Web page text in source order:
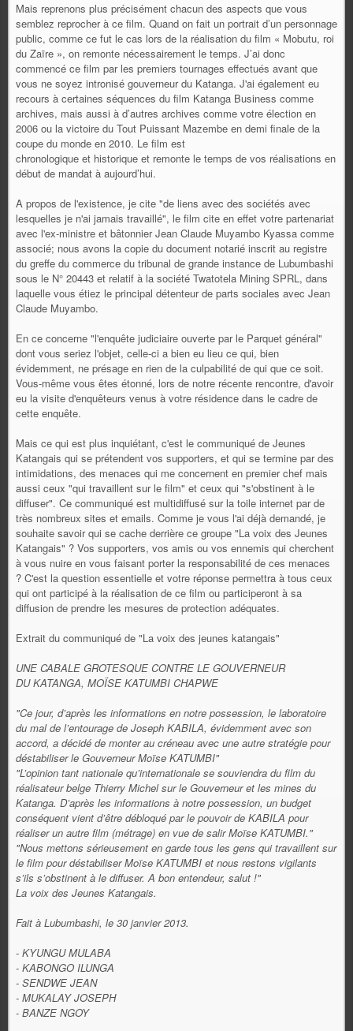
Mais reprenons plus précisément chacun des aspects que vous
semblez reprocher à ce film. Quand on fait un portrait d’un personnage
public, comme ce fut le cas lors de la réalisation du film « Mobutu, roi
du Zaïre », on remonte nécessairement le temps. J’ai donc
commencé ce film par les premiers tournages effectués avant que
vous ne soyez intronisé gouverneur du Katanga. J'ai également eu
recours à certaines séquences du film Katanga Business comme
archives, mais aussi à d’autres archives comme votre élection en
2006 ou la victoire du Tout Puissant Mazembe en demi finale de la
coupe du monde en 2010. Le film est
chronologique et historique et remonte le temps de vos réalisations en
début de mandat à aujourd’hui.
A propos de l'existence, je cite "de liens avec des sociétés avec
lesquelles je n'ai jamais travaillé", le film cite en effet votre partenariat
avec l'ex-ministre et bâtonnier Jean Claude Muyambo Kyassa comme
associé; nous avons la copie du document notarié inscrit au registre
du greffe du commerce du tribunal de grande instance de Lubumbashi
sous le N° 20443 et relatif à la société Twatotela Mining SPRL, dans
laquelle vous étiez le principal détenteur de parts sociales avec Jean
Claude Muyambo.
En ce concerne "l'enquête judiciaire ouverte par le Parquet général"
dont vous seriez l'objet, celle-ci a bien eu lieu ce qui, bien
évidemment, ne présage en rien de la culpabilité de qui que ce soit.
Vous-même vous êtes étonné, lors de notre récente rencontre, d'avoir
eu la visite d'enquêteurs venus à votre résidence dans le cadre de
cette enquête.
Mais ce qui est plus inquiétant, c'est le communiqué de Jeunes
Katangais qui se prétendent vos supporters, et qui se termine par des
intimidations, des menaces qui me concernent en premier chef mais
aussi ceux "qui travaillent sur le film" et ceux qui "s'obstinent à le
diffuser". Ce communiqué est multidiffusé sur la toile internet par de
très nombreux sites et emails. Comme je vous l'ai déjà demandé, je
souhaite savoir qui se cache derrière ce groupe "La voix des Jeunes
Katangais" ? Vos supporters, vos amis ou vos ennemis qui cherchent
à vous nuire en vous faisant porter la responsabilité de ces menaces
? C'est la question essentielle et votre réponse permettra à tous ceux
qui ont participé à la réalisation de ce film ou participeront à sa
diffusion de prendre les mesures de protection adéquates.
Extrait du communiqué de "La voix des jeunes katangais"
UNE CABALE GROTESQUE CONTRE LE GOUVERNEUR
DU KATANGA, MOÏSE KATUMBI CHAPWE
"Ce jour, d’après les informations en notre possession, le laboratoire
du mal de l’entourage de Joseph KABILA, évidemment avec son
accord, a décidé de monter au créneau avec une autre stratégie pour
déstabiliser le Gouverneur Moïse KATUMBI"
"L’opinion tant nationale qu’internationale se souviendra du film du
réalisateur belge Thierry Michel sur le Gouverneur et les mines du
Katanga. D’après les informations à notre possession, un budget
conséquent vient d’être débloqué par le pouvoir de KABILA pour
réaliser un autre film (métrage) en vue de salir Moïse KATUMBI."
"Nous mettons sérieusement en garde tous les gens qui travaillent sur
le film pour déstabiliser Moïse KATUMBI et nous restons vigilants
s’ils s’obstinent à le diffuser. A bon entendeur, salut !"
La voix des Jeunes Katangais.
Fait à Lubumbashi, le 30 janvier 2013.
- KYUNGU MULABA
- KABONGO ILUNGA
- SENDWE JEAN
- MUKALAY JOSEPH
- BANZE NGOY